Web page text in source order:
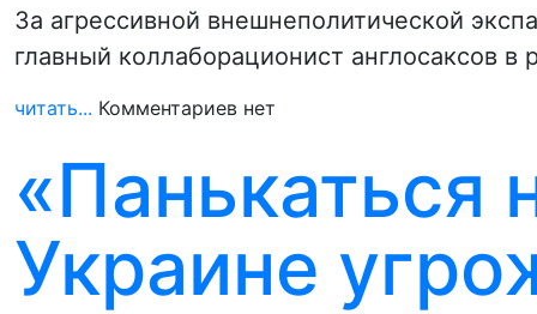
За агрессивной внешнеполитической
главный коллаборационист англосаксов
читать... Комментариев нет
«Панькаться
Украине